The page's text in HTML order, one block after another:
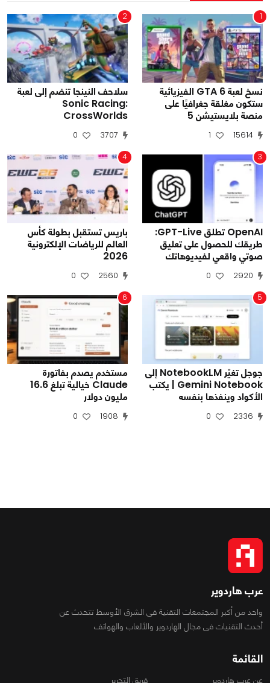
1
نسخ لعبة GTA 6 الفيزيائية
ستكون مغلقة جغرافيًا على
منصة بلايستيشن 5
15614
1
2
سلاحف النينجا تنضم إلى لعبة
Sonic Racing:
CrossWorlds
3707
0
3
OpenAI تطلق GPT-Live:
طريقك للحصول على تعليق
صوتي واقعي لفيديوهاتك
2920
0
4
باريس تستقبل بطولة كأس
العالم للرياضات الإلكترونية
2026
2560
0
5
جوجل تغيّر NotebookLM إلى
Gemini Notebook | يكتب
الأكواد وينفذها بنفسه
2336
0
6
مستخدم يصدم بفاتورة
Claude خيالية تبلغ 16.6
مليون دولار
1908
0
عرب هاردوير
واحد من أكبر المجتمعات التقنية فى الشرق الأوسط تتحدث عن
أحدث التقنيات فى مجال الهاردوير والألعاب والهواتف
القائمة
عن عرب هاردوير فريق التحرير